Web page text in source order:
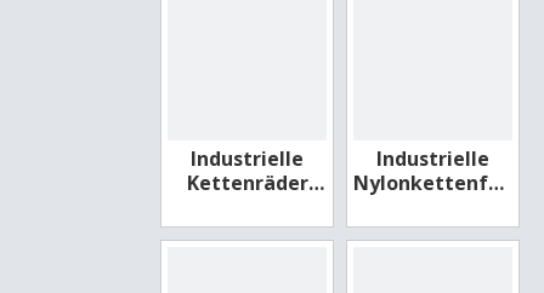
Industrielle
Kettenräder
Fahrräder
Industrielle